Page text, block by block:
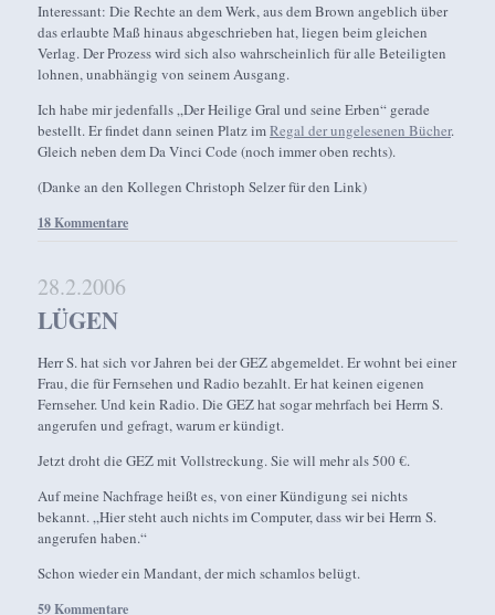
Interessant: Die Rechte an dem Werk, aus dem Brown angeblich über
das erlaubte Maß hinaus abgeschrieben hat, liegen beim gleichen
Verlag. Der Prozess wird sich also wahrscheinlich für alle Beteiligten
lohnen, unabhängig von seinem Ausgang.
Ich habe mir jedenfalls „Der Heilige Gral und seine Erben“ gerade
bestellt. Er findet dann seinen Platz imRegal der ungelesenen Bücher.
Gleich neben dem Da Vinci Code (noch immer oben rechts).
(Danke an den Kollegen Christoph Selzer für den Link)
18 Kommentare
28.2.2006
LÜGEN
Herr S. hat sich vor Jahren bei der GEZ abgemeldet. Er wohnt bei einer
Frau, die für Fernsehen und Radio bezahlt. Er hat keinen eigenen
Fernseher. Und kein Radio. Die GEZ hat sogar mehrfach bei Herrn S.
angerufen und gefragt, warum er kündigt.
Jetzt droht die GEZ mit Vollstreckung. Sie will mehr als 500 €.
Auf meine Nachfrage heißt es, von einer Kündigung sei nichts
bekannt. „Hier steht auch nichts im Computer, dass wir bei Herrn S.
angerufen haben.“
Schon wieder ein Mandant, der mich schamlos belügt.
59 Kommentare